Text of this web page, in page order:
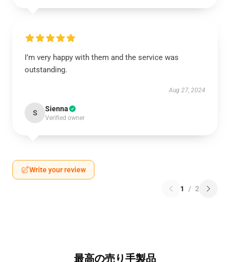
I’m very happy with them and the service was
outstanding.
Aug 27, 2024
S Sienna
Verified owner
Write your review
1 / 2
最高の売り手製品